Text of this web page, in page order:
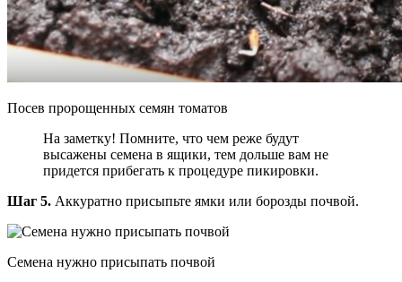
Посев пророщенных семян томатов
На заметку! Помните, что чем реже будут
высажены семена в ящики, тем дольше вам не
придется прибегать к процедуре пикировки.
Шаг 5. Аккуратно присыпьте ямки или борозды почвой.
Семена нужно присыпать почвой